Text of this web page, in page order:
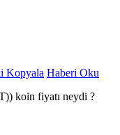
Kopyala Haberi Oku
koin fiyatı neydi ?